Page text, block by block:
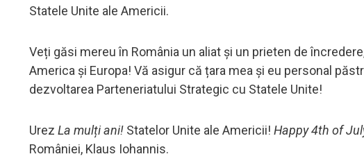
Statele Unite ale Americii.
Veți găsi mereu în România un aliat şi un prieten de
America și Europa! Vă asigur că țara mea și eu personal
dezvoltarea Parteneriatului Strategic cu Statele Unite!
Urez La mulți ani! Statelor Unite ale Americii! Happy 4th of
României, Klaus Iohannis.